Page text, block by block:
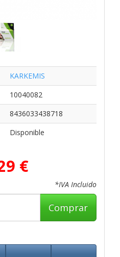
KARKEMIS
10040082
8436033438718
Disponible
€
*IVA Incluido
Comprar